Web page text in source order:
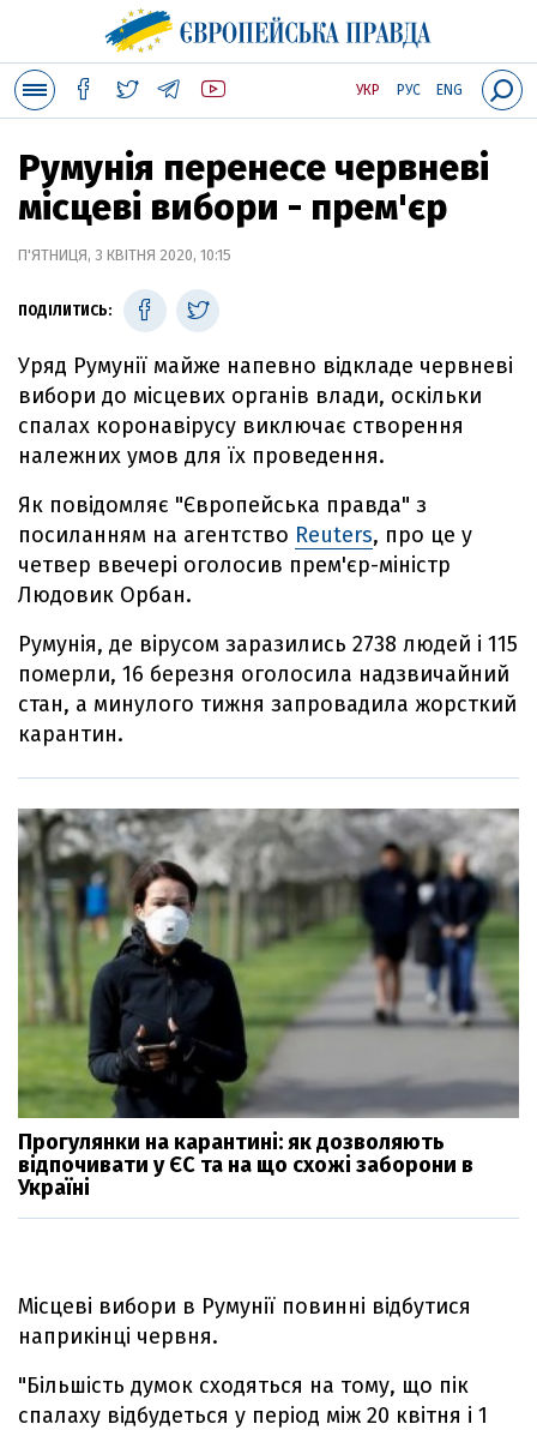
УКР РУС ENG
Румунія перенесе червневі
місцеві вибори - прем'єр
П'ЯТНИЦЯ, 3 КВІТНЯ 2020, 10:15
ПОДІЛИТИСЬ:
Уряд Румунії майже напевно відкладе червневі
вибори до місцевих органів влади, оскільки
спалах коронавірусу виключає створення
належних умов для їх проведення.
Як повідомляє "Європейська правда" з
посиланням на агентство Reuters, про це у
четвер ввечері оголосив прем'єр-міністр
Людовик Орбан.
Румунія, де вірусом заразились 2738 людей і 115
померли, 16 березня оголосила надзвичайний
стан, а минулого тижня запровадила жорсткий
карантин.
Прогулянки на карантині: як дозволяють
відпочивати у ЄС та на що схожі заборони в
Україні
Місцеві вибори в Румунії повинні відбутися
наприкінці червня.
"Більшість думок сходяться на тому, що пік
спалаху відбудеться у період між 20 квітня і 1